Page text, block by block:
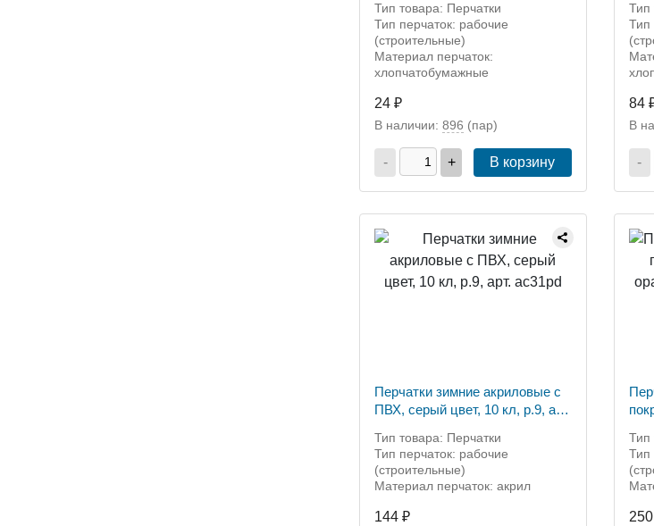
Тип товара: Перчатки
Тип перчаток: рабочие
(строительные)
Материал перчаток:
хлопчатобумажные
24 ₽
В наличии: 896 (пар)
- + В корзину
Тип
Тип
84
В
-
Перчатки зимние акриловые с
ПВХ, серый цвет, 10 кл, р.9, арт.
Тип товара: Перчатки
Тип перчаток: рабочие
(строительные)
Материал перчаток: акрил
144 ₽
Тип
Тип